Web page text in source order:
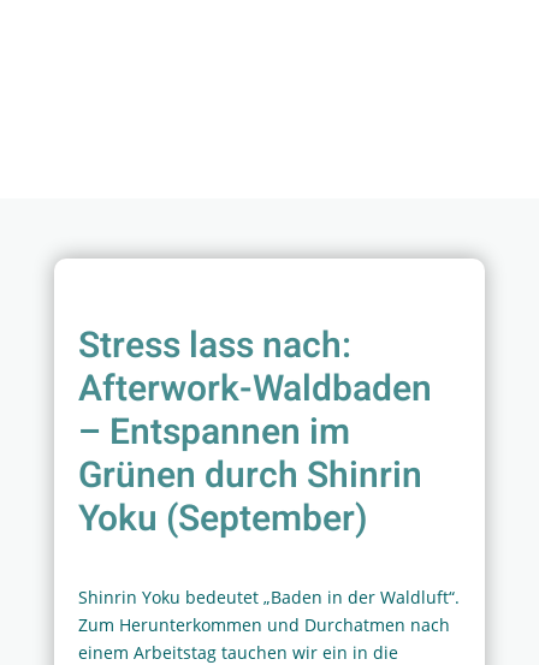
Stress lass nach:
Afterwork-Waldbaden
– Entspannen im
Grünen durch Shinrin
Yoku (September)
Shinrin Yoku bedeutet „Baden in der Waldluft“.
Zum Herunterkommen und Durchatmen nach
einem Arbeitstag tauchen wir ein in die